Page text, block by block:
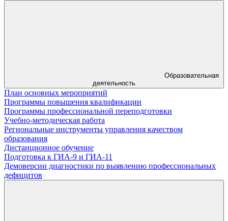
Образовательная
деятельность
План основных мероприятий
Программы повышения квалификации
Программы профессиональной переподготовки
Учебно-методическая работа
Региональные инструменты управления качеством
образования
Дистанционное обучение
Подготовка к ГИА-9 и ГИА-11
Демоверсии диагностики по выявлению профессиональных
дефицитов